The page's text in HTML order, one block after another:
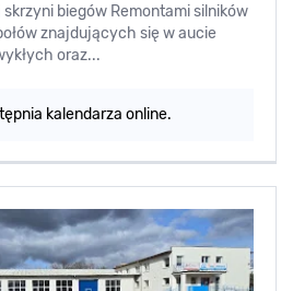
biegów Remontami silników
znajdujących się w aucie
oraz...
kalendarza online.